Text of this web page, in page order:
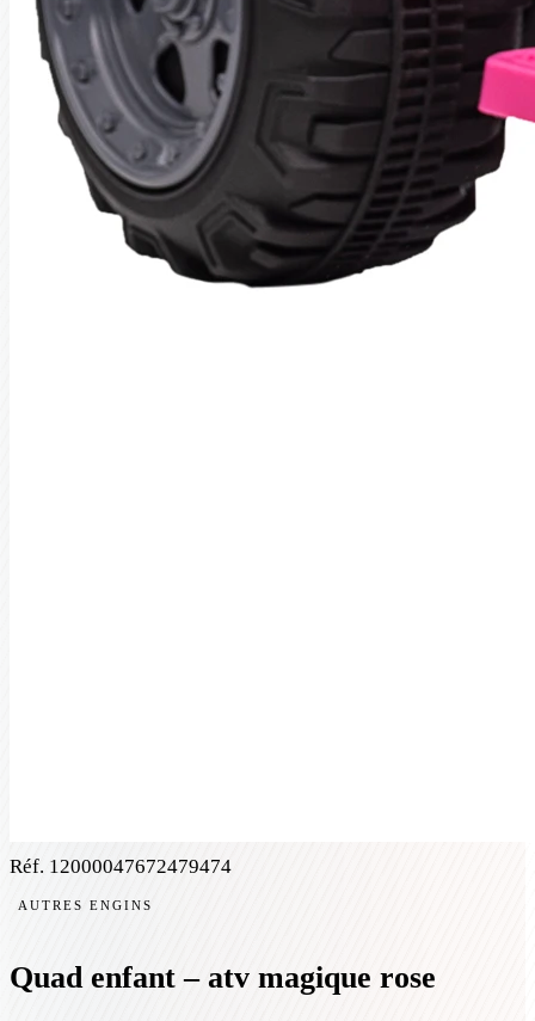
Réf. 12000047672479474
AUTRES ENGINS
Quad enfant – atv magique rose